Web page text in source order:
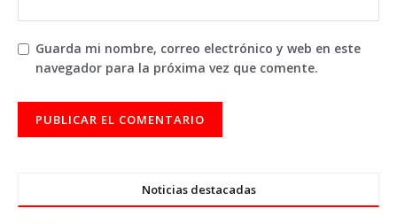
Guarda mi nombre, correo electrónico y web en este
navegador para la próxima vez que comente.
Noticias destacadas